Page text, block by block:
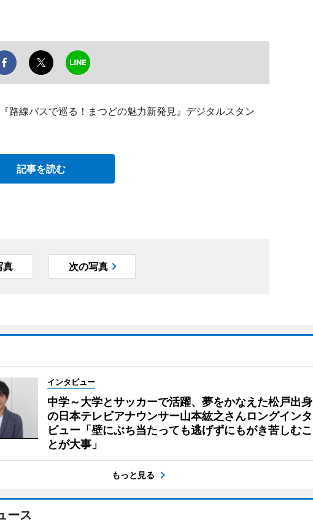
路線バスで巡る！まつどの魅力新発見』デジタルスタン
記事を読む
真 次の写真
インタビュー
中学～大学とサッカーで活躍、夢をかなえた松戸出身
の日本テレビアナウンサー山本紘之さんロングインタ
ビュー「壁にぶち当たっても逃げずにもがき苦しむこ
とが大事」
もっと見る
ース